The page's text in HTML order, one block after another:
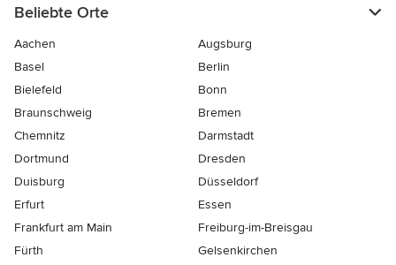
Beliebte Orte
Aachen
Augsburg
Basel
Berlin
Bielefeld
Bonn
Braunschweig
Bremen
Chemnitz
Darmstadt
Dortmund
Dresden
Duisburg
Düsseldorf
Erfurt
Essen
Frankfurt am Main
Freiburg-im-Breisgau
Fürth
Gelsenkirchen